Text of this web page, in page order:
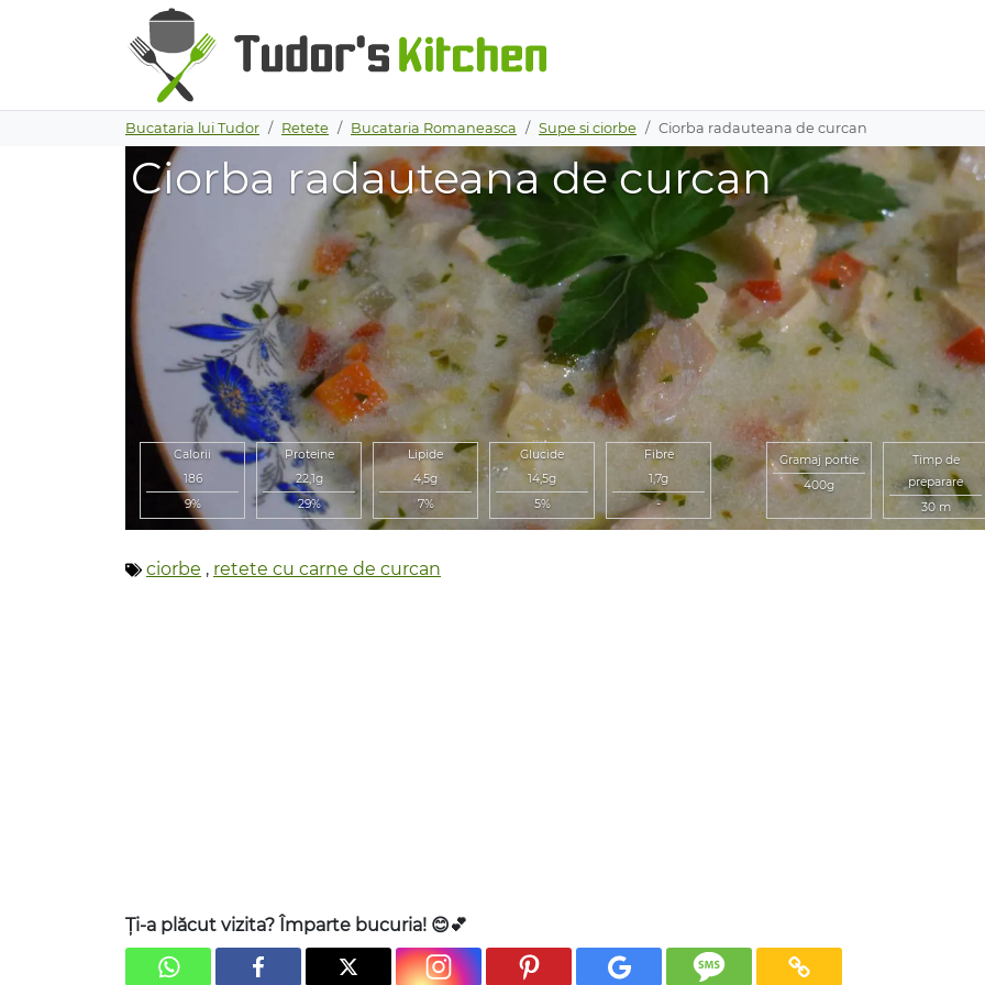
Bucataria lui Tudor Retete Bucataria Romaneasca Supe si ciorbe Ciorba radauteana de curcan
Ciorba radauteana de curcan
Calorii
186
9%
Proteine
22,1g
29%
Lipide
4,5g
7%
Glucide
14,5g
5%
Fibre
1,7g
-
Gramaj portie
400g
Timp de
preparare
30 m
ciorbe , retete cu carne de curcan
Ți-a plăcut vizita? Împarte bucuria! 😊💕